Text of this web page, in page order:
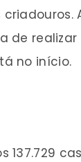
de
no início.